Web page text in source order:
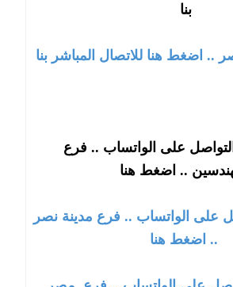
بنا
.. اضغط هنا للاتصال المباشر بنا
على الواتساب .. فرع
.. اضغط هنا
على الواتساب .. فرع مدينة نصر
.. اضغط هنا